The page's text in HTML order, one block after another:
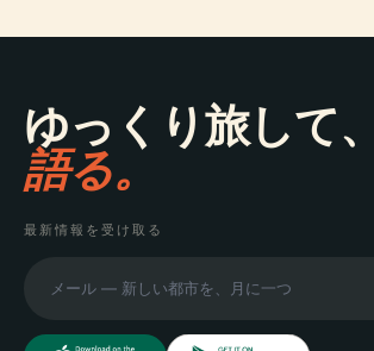
ゆっくり旅して、
語る。
最新情報を受け取る